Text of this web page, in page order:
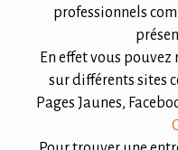
professionnels
En effet vous
sur différents sites
Pages Jaunes,